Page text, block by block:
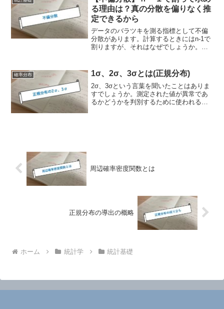
る理由は？真の分散を偏りなく推
定できるから
データのバラツキを測る指標として不偏
分散があります。計算するときにはn-1で
割りますが、それはなぜでしょうか。本
しく推定するためにはn-1で割る必要があ
ることを解説します。
確率分布 1σ、2σ、3σとは(正規分布)
2σ、3σという言葉を聞いたことはありま
すでしょうか。測定された値が異常であ
るかどうかを判別するために使われるこ
周辺確率密度関数とは
正規分布の導出の概略
ホーム 統計学 統計基礎